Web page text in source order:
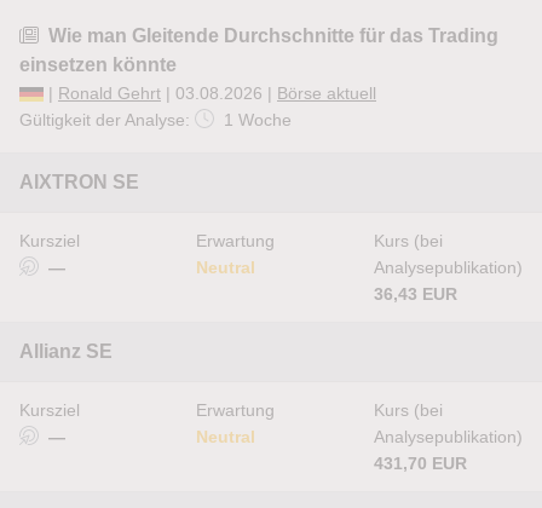
Wie man Gleitende Durchschnitte für das Trading
einsetzen könnte
| Ronald Gehrt | 03.08.2026 | Börse aktuell
Gültigkeit der Analyse:
1 Woche
AIXTRON SE
Kursziel
—
Erwartung
Neutral
Kurs (bei
Analysepublikation)
36,43 EUR
Allianz SE
Kursziel
—
Erwartung
Neutral
Kurs (bei
Analysepublikation)
431,70 EUR